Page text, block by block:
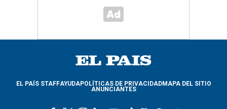
EL PAÍS STAFFAYUDAPOLÍTICAS DE PRIVACIDADMAPA DEL SITIO
ANUNCIANTES